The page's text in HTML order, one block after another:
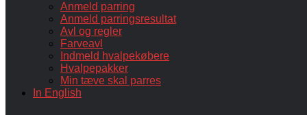
Anmeld parring
Anmeld parringsresultat
Avl og regler
Farveavl
Indmeld hvalpekøbere
Hvalpepakker
Min tæve skal parres
In English